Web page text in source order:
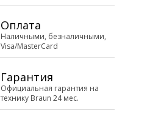
Оплата
Наличными, безналичными,
Visa/MasterCard
Гарантия
Официальная гарантия на
технику Braun 24 мес.